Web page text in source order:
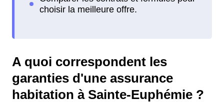
A quoi correspondent les
garanties d'une assurance
habitation à Sainte-Euphémie ?